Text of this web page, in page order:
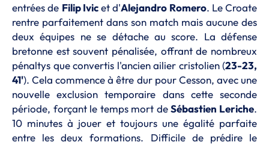
entrées de Filip Ivicet d'Alejandro Romero. Le Croate
rentre parfaitement dans son match mais aucune des
deux équipes ne se détache au score. La défense
bretonne est souvent pénalisée, offrant de nombreux
pénaltys que convertis l'ancien ailier cristolien (23-23,
41'). Cela commence à être dur pour Cesson, avec une
nouvelle exclusion temporaire dans cette seconde
période, forçant le temps mort deSébastien Leriche.
10 minutes à jouer et toujours une égalité parfaite
entre les deux formations. Difficile de prédire le